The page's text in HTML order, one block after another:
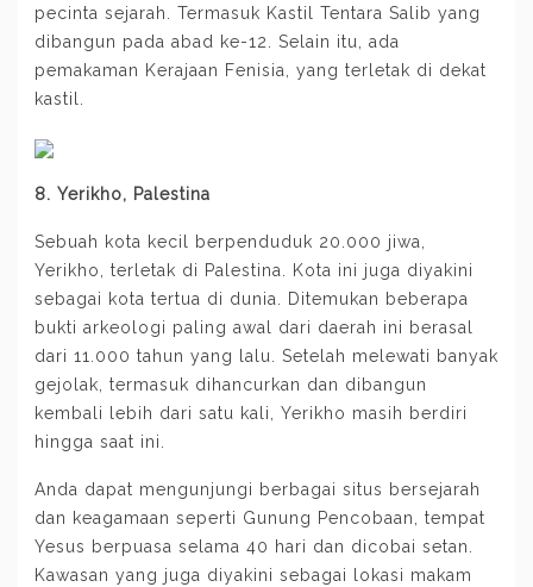
pecinta sejarah. Termasuk Kastil Tentara Salib yang
dibangun pada abad ke-12. Selain itu, ada
pemakaman Kerajaan Fenisia, yang terletak di dekat
kastil.
8. Yerikho, Palestina
Sebuah kota kecil berpenduduk 20.000 jiwa,
Yerikho, terletak di Palestina. Kota ini juga diyakini
sebagai kota tertua di dunia. Ditemukan beberapa
bukti arkeologi paling awal dari daerah ini berasal
dari 11.000 tahun yang lalu. Setelah melewati banyak
gejolak, termasuk dihancurkan dan dibangun
kembali lebih dari satu kali, Yerikho masih berdiri
hingga saat ini.
Anda dapat mengunjungi berbagai situs bersejarah
dan keagamaan seperti Gunung Pencobaan, tempat
Yesus berpuasa selama 40 hari dan dicobai setan.
Kawasan yang juga diyakini sebagai lokasi makam